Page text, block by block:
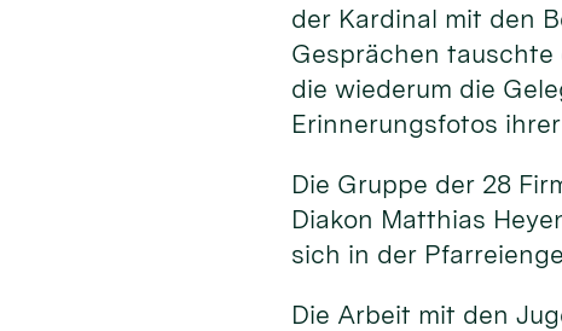
der Kardinal mit den
Gesprächen
die wiederum die
Erinnerungsfotos
Die Gruppe der 28
Diakon Matthias
sich in der
Die Arbeit mit den